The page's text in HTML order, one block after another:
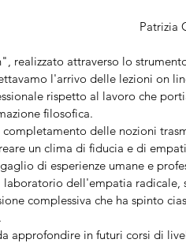
Patrizia
realizzato attraverso lo
l'arrivo delle lezioni on
rispetto al lavoro che
filosofica.
delle nozioni
un clima di fiducia e di
di esperienze umane e
dell'empatia
complessiva che ha spinto
approfondire in futuri corsi di